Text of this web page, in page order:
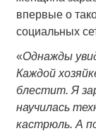
впервые о
социальных
«Однажды
Каждой
блестит. Я
научилась
кастрюль. А